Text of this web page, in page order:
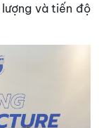
và tiến độ